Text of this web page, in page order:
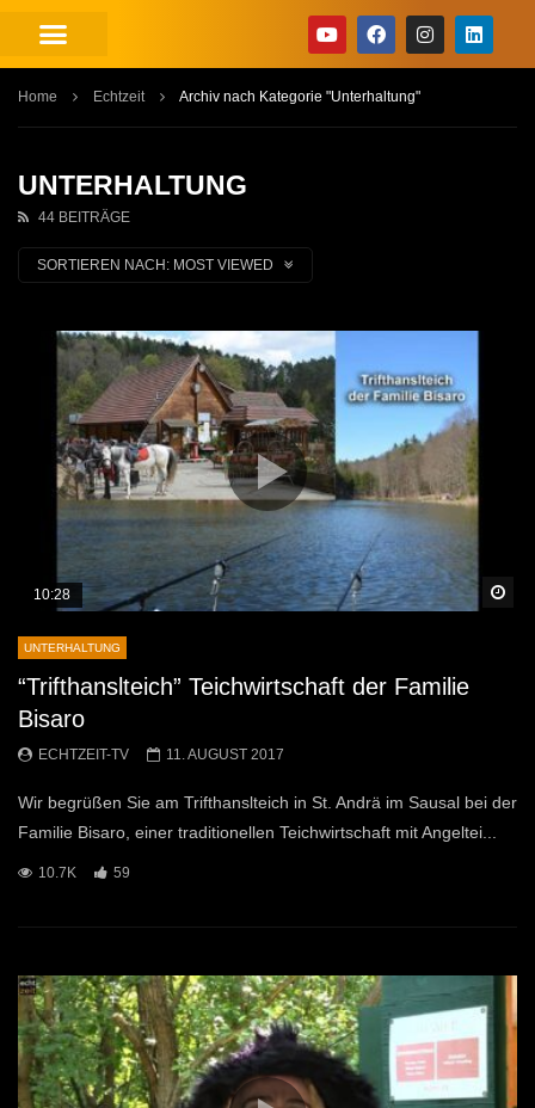
Home Echtzeit Archiv nach Kategorie "Unterhaltung"
UNTERHALTUNG
44 BEITRÄGE
SORTIEREN NACH: MOST VIEWED
10:28
UNTERHALTUNG
“Trifthanslteich” Teichwirtschaft der Familie
Bisaro
ECHTZEIT-TV 11. AUGUST 2017
Wir begrüßen Sie am Trifthanslteich in St. Andrä im Sausal bei der
Familie Bisaro, einer traditionellen Teichwirtschaft mit Angeltei...
10.7K 59